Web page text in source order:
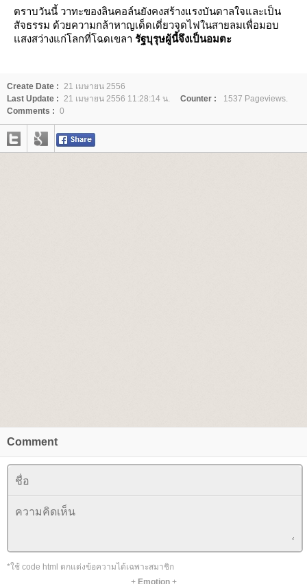
ตราบวันนี้ วาทะของลินคอล์นยังคงสร้างแรงบันดาลใจและเป็น
สัจธรรม ด้วยความกล้าหาญเด็ดเดี่ยวจุดไฟในสายลมเพื่อมอบ
สงสว่างแก่โลกที่โฉดเขลา รัฐบุรุษผู้นี้จึงเป็นอมตะ
Create Date : 21 เมษายน 2556
Last Update : 21 เมษายน 2556 11:28:14 น. Counter :
1537 Pageviews.
Comments : 0
Comment
*ใช้ code html ตกแต่งข้อความได้เฉพาะสมาชิก